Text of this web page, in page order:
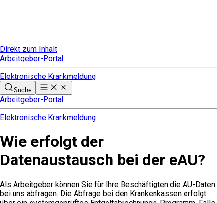
Direkt zum Inhalt
Arbeitgeber-Portal
Elektronische Krankmeldung
Suche
Arbeitgeber-Portal
Elektronische Krankmeldung
Wie erfolgt der
Datenaustausch bei der eAU?
Als Arbeitgeber können Sie für Ihre Beschäftigten die AU-Daten
bei uns abfragen. Die Abfrage bei den Krankenkassen erfolgt